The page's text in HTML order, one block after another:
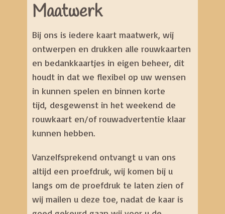
Maatwerk
Bij ons is iedere kaart maatwerk, wij
ontwerpen en drukken alle rouwkaarten
en bedankkaartjes in eigen beheer, dit
houdt in dat we flexibel op uw wensen
in kunnen spelen en binnen korte
tijd, desgewenst in het weekend de
rouwkaart en/of rouwadvertentie klaar
kunnen hebben.
Vanzelfsprekend ontvangt u van ons
altijd een proefdruk, wij komen bij u
langs om de proefdruk te laten zien of
wij mailen u deze toe, nadat de kaar is